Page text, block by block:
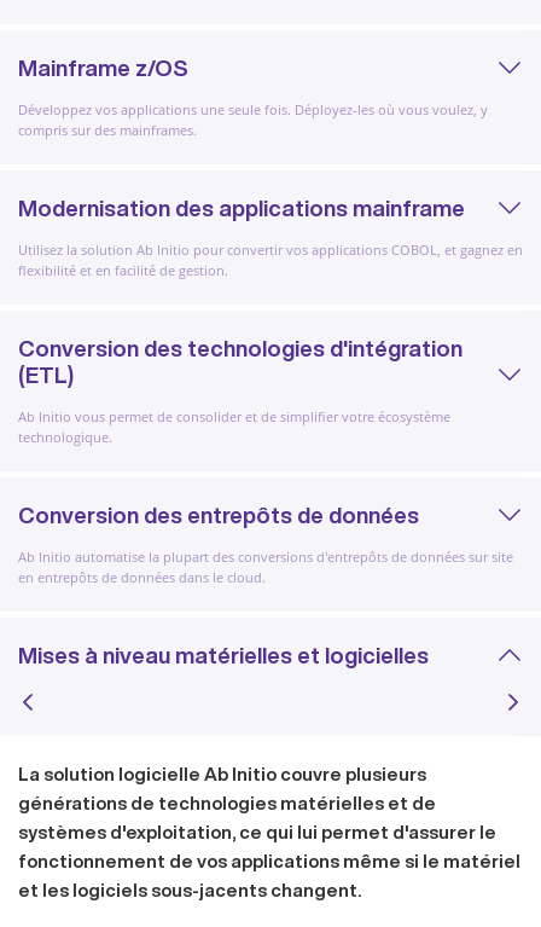
Mainframe z/OS
Développez vos applications une seule fois. Déployez-les où vous voulez, y
compris sur des mainframes.
Modernisation des applications mainframe
Utilisez la solution Ab Initio pour convertir vos applications COBOL, et gagnez en
flexibilité et en facilité de gestion.
Conversion des technologies d'intégration
(ETL)
Ab Initio vous permet de consolider et de simplifier votre écosystème
technologique.
Conversion des entrepôts de données
Ab Initio automatise la plupart des conversions d'entrepôts de données sur site
en entrepôts de données dans le cloud.
Mises à niveau matérielles et logicielles
La solution logicielle Ab Initio couvre plusieurs
générations de technologies matérielles et de
systèmes d'exploitation, ce qui lui permet d'assurer le
fonctionnement de vos applications même si le matériel
et les logiciels sous-jacents changent.